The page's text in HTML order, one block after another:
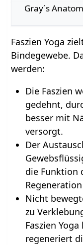
Gray´s
Faszien Yoga
Bindegewebe.
werden:
Die Faszien
gedehnt,
besser mit
versorgt.
Der
die Funktion
Nicht
zu
Faszien
regeneriert